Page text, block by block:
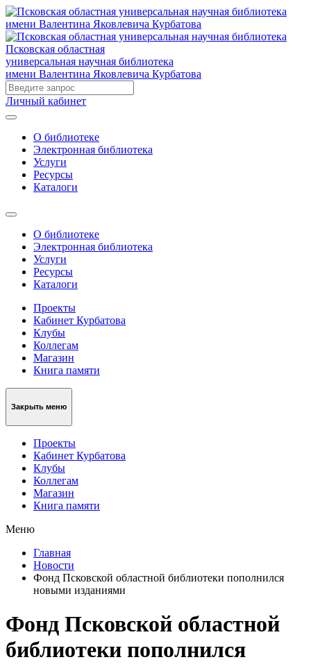
Псковская областная
универсальная научная библиотека
имени Валентина Яковлевича Курбатова
Личный кабинет
О библиотеке
Электронная библиотека
Услуги
Ресурсы
Каталоги
О библиотеке
Электронная библиотека
Услуги
Ресурсы
Каталоги
Проекты
Кабинет Курбатова
Клубы
Коллегам
Магазин
Книга памяти
Закрыть меню
Проекты
Кабинет Курбатова
Клубы
Коллегам
Магазин
Книга памяти
Меню
Главная
Новости
Фонд Псковской областной библиотеки пополнился
новыми изданиями
Фонд Псковской областной
библиотеки пополнился